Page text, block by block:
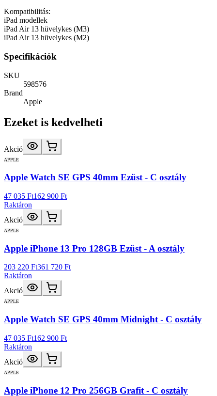
Kompatibilitás:
iPad modellek
iPad Air 13 hüvelykes (M3)
iPad Air 13 hüvelykes (M2)
Specifikációk
SKU
598576
Brand
Apple
Ezeket is kedvelheti
Akció
APPLE
Apple Watch SE GPS 40mm Ezüst - C osztály
47 035 Ft162 900 Ft
Raktáron
Akció
APPLE
Apple iPhone 13 Pro 128GB Ezüst - A osztály
203 220 Ft361 720 Ft
Raktáron
Akció
APPLE
Apple Watch SE GPS 40mm Midnight - C osztály
47 035 Ft162 900 Ft
Raktáron
Akció
APPLE
Apple iPhone 12 Pro 256GB Grafit - C osztály